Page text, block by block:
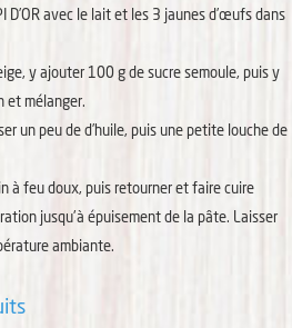
D’OR avec le lait et les 3 jaunes d’œufs dans
y ajouter 100 g de sucre semoule, puis y
et mélanger.
un peu de d’huile, puis une petite louche de
à feu doux, puis retourner et faire cuire
jusqu'à épuisement de la pâte. Laisser
ambiante.